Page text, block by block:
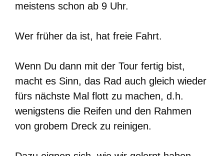
meistens schon ab 9 Uhr.
Wer früher da ist, hat freie Fahrt.
Wenn Du dann mit der Tour fertig bist,
macht es Sinn, das Rad auch gleich wieder
fürs nächste Mal flott zu machen, d.h.
wenigstens die Reifen und den Rahmen
von grobem Dreck zu reinigen.